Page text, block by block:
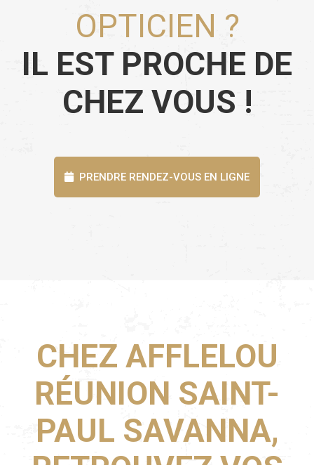
OPTICIEN ?
IL EST PROCHE DE
CHEZ VOUS !
PRENDRE RENDEZ-VOUS EN LIGNE
CHEZ AFFLELOU
RÉUNION SAINT-
PAUL SAVANNA,